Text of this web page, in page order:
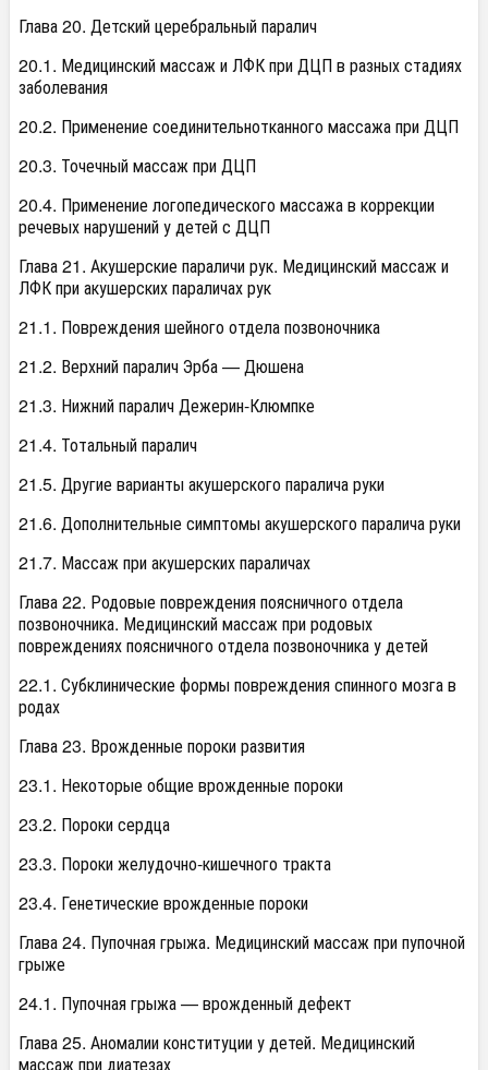
Глава 20. Детский церебральный паралич
20.1. Медицинский массаж и ЛФК при ДЦП в разных стадиях
заболевания
20.2. Применение соединительнотканного массажа при ДЦП
20.3. Точечный массаж при ДЦП
20.4. Применение логопедического массажа в коррекции
речевых нарушений у детей с ДЦП
Глава 21. Акушерские параличи рук. Медицинский массаж и
ЛФК при акушерских параличах рук
21.1. Повреждения шейного отдела позвоночника
21.2. Верхний паралич Эрба — Дюшена
21.3. Нижний паралич Дежерин-Клюмпке
21.4. Тотальный паралич
21.5. Другие варианты акушерского паралича руки
21.6. Дополнительные симптомы акушерского паралича руки
21.7. Массаж при акушерских параличах
Глава 22. Родовые повреждения поясничного отдела
позвоночника. Медицинский массаж при родовых
повреждениях поясничного отдела позвоночника у детей
22.1. Субклинические формы повреждения спинного мозга в
родах
Глава 23. Врожденные пороки развития
23.1. Некоторые общие врожденные пороки
23.2. Пороки сердца
23.3. Пороки желудочно-кишечного тракта
23.4. Генетические врожденные пороки
Глава 24. Пупочная грыжа. Медицинский массаж при пупочной
грыже
24.1. Пупочная грыжа — врожденный дефект
Глава 25. Аномалии конституции у детей. Медицинский
массаж при диатезах